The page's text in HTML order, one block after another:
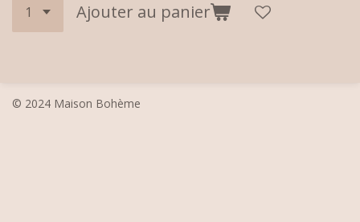
Ajouter au panier
© 2024 Maison Bohème